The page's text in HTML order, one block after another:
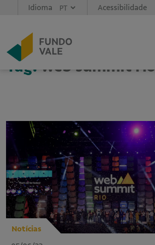
Idioma Acessibilidade
Tag: web summit rio
Notícias